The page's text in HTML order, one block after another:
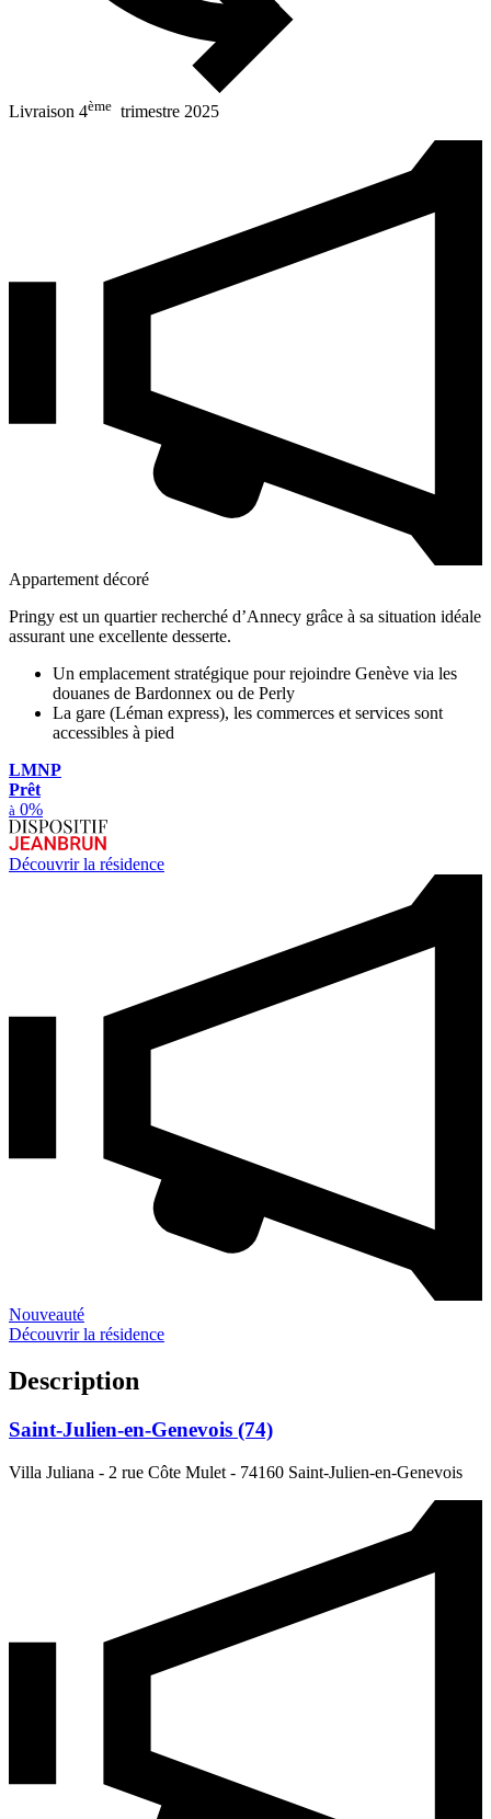
Livraison 4ème trimestre 2025
Appartement décoré
Pringy est un quartier recherché d’Annecy grâce à sa situation idéale
assurant une excellente desserte.
Un emplacement stratégique pour rejoindre Genève via les
douanes de Bardonnex ou de Perly
La gare (Léman express), les commerces et services sont
accessibles à pied
LMNP
Prêt
à 0%
Découvrir la résidence
Nouveauté
Découvrir la résidence
Description
Saint-Julien-en-Genevois (74)
Villa Juliana - 2 rue Côte Mulet - 74160 Saint-Julien-en-Genevois